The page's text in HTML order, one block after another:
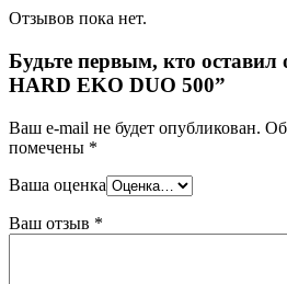
Отзывов пока нет.
Будьте первым, кто
HARD EKO DUO 500”
Ваш e-mail не будет опубликован.
помечены *
Ваша оценка
Ваш отзыв *